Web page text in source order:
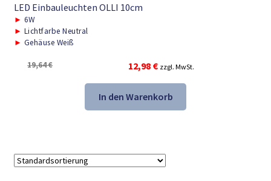
LED Einbauleuchten OLLI 10cm
► 6W
► Lichtfarbe Neutral
► Gehäuse Weiß
19,64€
Ursprünglicher
Preis
war:
19,64 €
12,98 €Aktueller
Preis
ist:
12,98 €.
zzgl. MwSt.
In den Warenkorb